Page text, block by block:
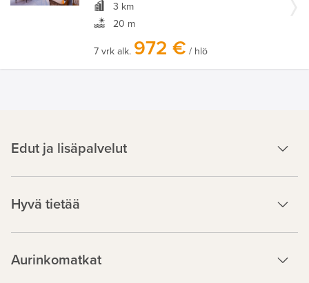
3 km
20 m
7 vrk alk. 972 € / hlö
Edut ja lisäpalvelut
Hyvä tietää
Aurinkomatkat